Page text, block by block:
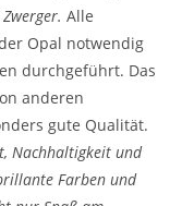
Alle
Opal notwendig
durchgeführt. Das
anderen
gute Qualität.
Nachhaltigkeit und
Farben und